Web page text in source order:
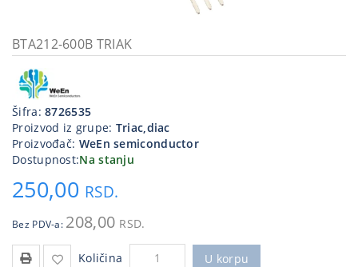
priključci
Kućna
tehnika
Poslovna
oprema,računari
Strujni
program
BTA212-600B TRIAK
Šifra:8726535
Proizvod iz grupe: Triac,diac
Proizvođač: WeEn semiconductor
Dostupnost:Na stanju
250,00 RSD.
Bez PDV-a: 208,00 RSD.
Količina U korpu